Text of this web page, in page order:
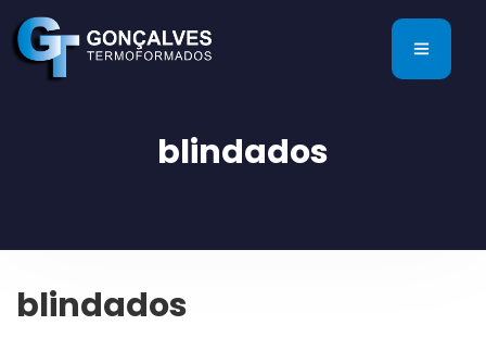
blindados
blindados